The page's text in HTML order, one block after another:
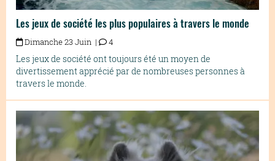
Les jeux de société les plus populaires à travers le monde
Dimanche 23 Juin | 4
Les jeux de société ont toujours été un moyen de
divertissement apprécié par de nombreuses personnes à
travers le monde.